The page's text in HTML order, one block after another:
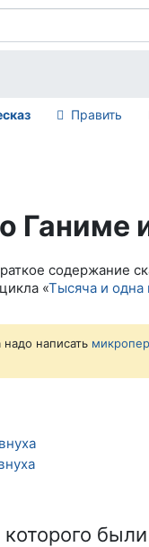
Править
Ганиме
содержание
«Тысяча и одна
надо написать